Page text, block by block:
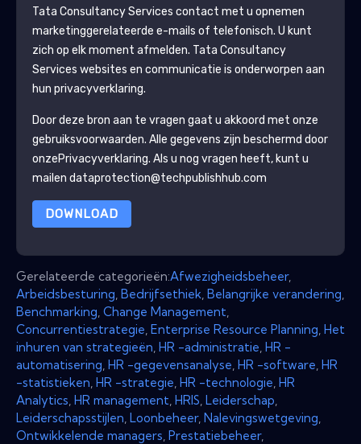
Tata Consultancy Services contact met u opnemen
marketinggerelateerde e-mails of telefonisch. U kunt
zich op elk moment afmelden. Tata Consultancy
Services websites en communicatie is onderworpen aan
hun privacyverklaring.
Door deze bron aan te vragen gaat u akkoord met onze
gebruiksvoorwaarden. Alle gegevens zijn beschermd door
onzePrivacyverklaring. Als u nog vragen heeft, kunt u
mailen dataprotection@techpublishhub.com
DOWNLOAD
Gerelateerde categorieën:Afwezigheidsbeheer,
Arbeidsbesturing Bedrijfsethiek Belangrijke verandering
Benchmarking Change Management
Concurrentiestrategie Enterprise Resource Planning Het
inhuren van strategieën HR -administratie HR -
automatisering HR -gegevensanalyse HR -software HR
-statistieken HR -strategie HR -technologie HR
Analytics HR management HRIS Leiderschap
Leiderschapsstijlen Loonbeheer, Nalevingswetgeving
Ontwikkelende managers Prestatiebeheer,